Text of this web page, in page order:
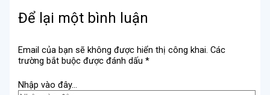
Để lại một bình luận
Email của bạn sẽ không được hiển thị công khai. Các
trường bắt buộc được đánh dấu*
Nhập vào đây...